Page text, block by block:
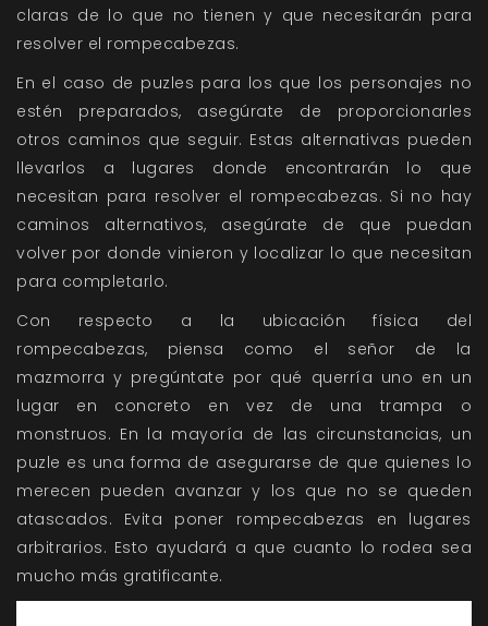
claras de lo que no tienen y que necesitarán para
resolver el rompecabezas.
En el caso de puzles para los que los personajes no
estén preparados, asegúrate de proporcionarles
otros caminos que seguir. Estas alternativas pueden
llevarlos a lugares donde encontrarán lo que
necesitan para resolver el rompecabezas. Si no hay
caminos alternativos, asegúrate de que puedan
volver por donde vinieron y localizar lo que necesitan
para completarlo.
Con respecto a la ubicación física del
rompecabezas, piensa como el señor de la
mazmorra y pregúntate por qué querría uno en un
lugar en concreto en vez de una trampa o
monstruos. En la mayoría de las circunstancias, un
puzle es una forma de asegurarse de que quienes lo
merecen pueden avanzar y los que no se queden
atascados. Evita poner rompecabezas en lugares
arbitrarios. Esto ayudará a que cuanto lo rodea sea
mucho más gratificante.